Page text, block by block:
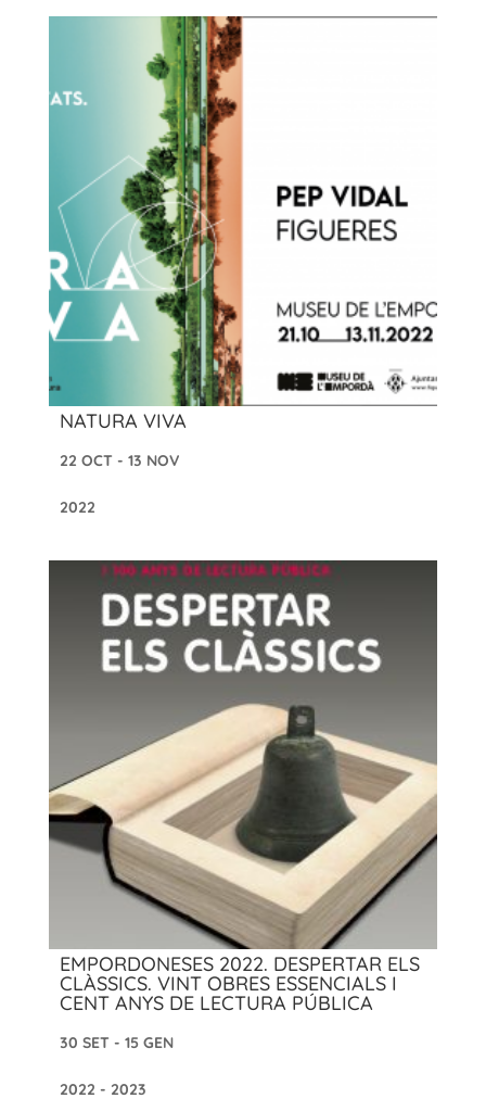
NATURA VIVA
22 OCT - 13 NOV
2022
EMPORDONESES 2022. DESPERTAR ELS
CLÀSSICS. VINT OBRES ESSENCIALS I
CENT ANYS DE LECTURA PÚBLICA
30 SET - 15 GEN
2022 - 2023